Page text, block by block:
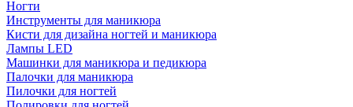
Ногти
Инструменты для маникюра
Кисти для дизайна ногтей и маникюра
Лампы LED
Машинки для маникюра и педикюра
Палочки для маникюра
Пилочки для ногтей